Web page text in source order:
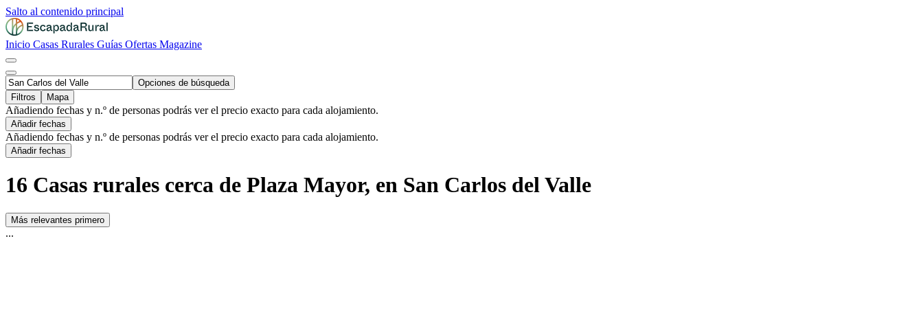
Salto al contenido principal
Inicio Casas Rurales Guías Ofertas Magazine
Opciones de búsqueda
Filtros
Mapa
Añadiendo fechas y n.º de personas podrás ver el precio exacto para cada alojamiento.
Añadir fechas
Añadiendo fechas y n.º de personas podrás ver el precio exacto para cada alojamiento.
Añadir fechas
16 Casas rurales cerca de Plaza Mayor, en San Carlos del Valle
Más relevantes primero
...